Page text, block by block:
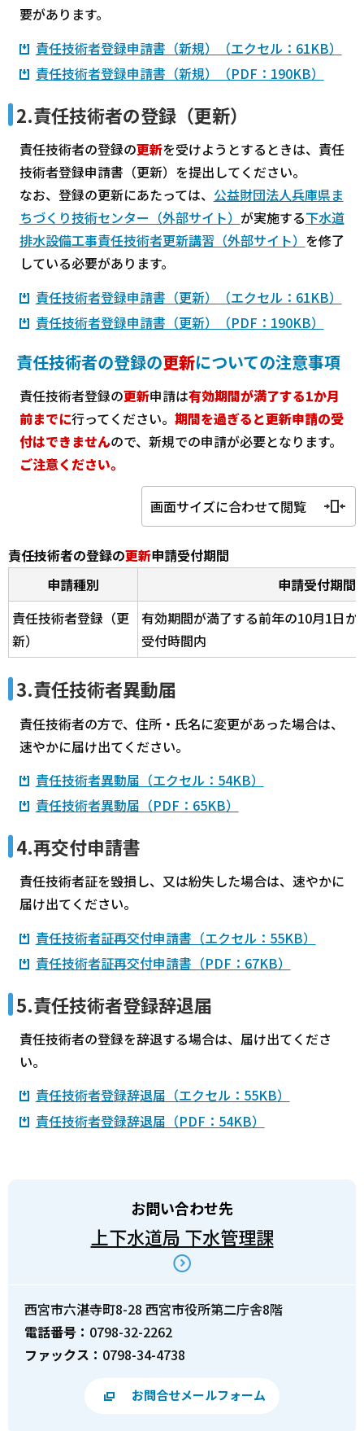
要があります。
責任技術者登録申請書（新規）（エクセル：61KB）
責任技術者登録申請書（新規）（PDF：190KB）
2.責任技術者の登録（更新）
責任技術者の登録の更新を受けようとするときは、責任
技術者登録申請書（更新）を提出してください。
なお、登録の更新にあたっては、 公益財団法人兵庫県ま
ちづくり技術センター（外部サイト） が実施する下水道
排水設備工事責任技術者更新講習（外部サイト） を修了
している必要があります。
責任技術者登録申請書（更新）（エクセル：61KB）
責任技術者登録申請書（更新）（PDF：190KB）
責任技術者の登録の更新についての注意事項
責任技術者登録の更新申請は有効期間が満了する1か月
前までに行ってください。 期間を過ぎると更新申請の受
付はできませんので、新規での申請が必要となります。
ご注意ください。
画面サイズに合わせて閲覧
責任技術者の登録の更新申請受付期間
申請種別
申請受付期間
責任技術者登録（更
新）
有効期間が満了する前年の10月1日か
受付時間内
3.責任技術者異動届
責任技術者の方で、住所・氏名に変更があった場合は、
速やかに届け出てください。
責任技術者異動届（エクセル：54KB）
責任技術者異動届（PDF：65KB）
4.再交付申請書
責任技術者証を毀損し、又は紛失した場合は、速やかに
届け出てください。
責任技術者証再交付申請書（エクセル：55KB）
責任技術者証再交付申請書（PDF：67KB）
5.責任技術者登録辞退届
責任技術者の登録を辞退する場合は、届け出てくださ
い。
責任技術者登録辞退届（エクセル：55KB）
責任技術者登録辞退届（PDF：54KB）
お問い合わせ先
上下水道局 下水管理課
西宮市六湛寺町8-28 西宮市役所第二庁舎8階
電話番号： 0798-32-2262
ファックス： 0798-34-4738
お問合せメールフォーム